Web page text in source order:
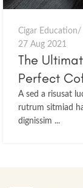
Cigar Education
27 Aug 2021
The
Perfect
A sed a risusat
rutrum sitmiad
dignissim ...